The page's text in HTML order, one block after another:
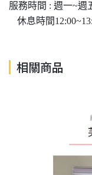
服務時間 : 週一~週
休息時間
相關商品